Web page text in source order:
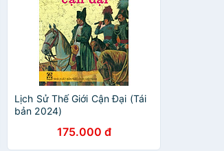
Lịch Sử Thế Giới Cận Đại (Tái
bản 2024)
175.000 đ